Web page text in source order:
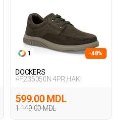
1 -48%
DOCKERS
4F,235050N 4PR,HAKI
1 149.00 MDL
599.00 MDL